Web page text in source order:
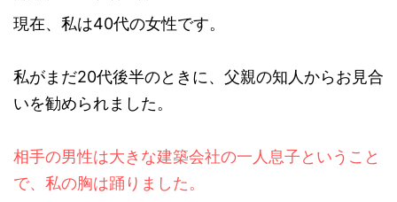
現在、私は40代の女性です。
私がまだ20代後半のときに、父親の知人からお見合
いを勧められました。
相手の男性は大きな建築会社の一人息子ということ
で、私の胸は踊りました。